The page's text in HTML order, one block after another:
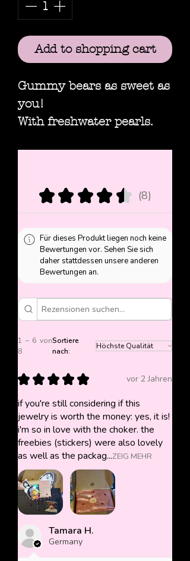
Add to shopping cart
Gummy bears as sweet as
you!
With freshwater pearls.
★ ★ ★ ★ ★ 8
8
Für dieses Produkt liegen noch keine
Bewertungen vor. Sehen Sie sich
daher stattdessen unsere anderen
Bewertungen an.
1 – 6 von
8
Sortiere
nach:
★ ★ ★ ★ ★ vor 2 Jahren
if you're still considering if this
jewelry is worth the money: yes, it is!
i'm so in love with the choker. the
freebies (stickers) were also lovely
as well as the packag...ZEIG MEHR
Tamara H.
Germany